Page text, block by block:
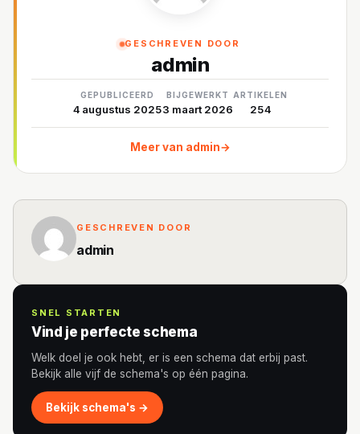
GESCHREVEN DOOR
admin
GEPUBLICEERD
4 augustus 2025
BIJGEWERKT
3 maart 2026
ARTIKELEN
254
Meer van admin→
GESCHREVEN DOOR
admin
SNEL STARTEN
Vind je perfecte schema
Welk doel je ook hebt, er is een schema dat erbij past.
Bekijk alle vijf de schema's op één pagina.
Bekijk schema's →